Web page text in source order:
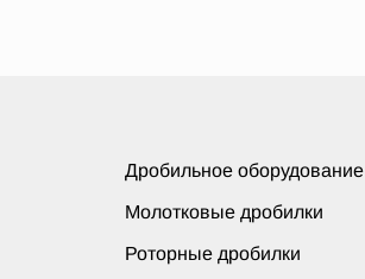
Дробильное оборудование
Молотковые дробилки
Роторные дробилки